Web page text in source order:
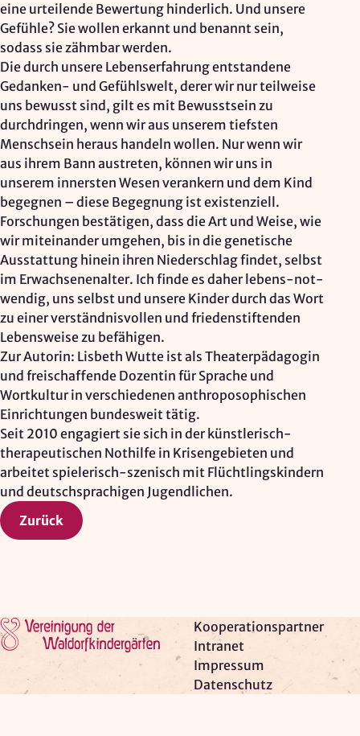
eine urteilende Bewertung hinderlich. Und unsere
Gefühle? Sie wollen erkannt und benannt sein,
sodass sie zähmbar werden.
Die durch unsere Lebenserfahrung entstandene
Gedanken- und Gefühlswelt, derer wir nur teilweise
uns bewusst sind, gilt es mit Bewusstsein zu
durchdringen, wenn wir aus unserem tiefsten
Menschsein heraus handeln wollen. Nur wenn wir
aus ihrem Bann austreten, können wir uns in
unserem innersten Wesen verankern und dem Kind
begegnen – diese Begegnung ist existenziell.
Forschungen bestätigen, dass die Art und Weise, wie
wir miteinander umgehen, bis in die genetische
Ausstattung hinein ihren Niederschlag findet, selbst
im Erwachsenenalter. Ich finde es daher lebens-not-
wendig, uns selbst und unsere Kinder durch das Wort
zu einer verständnisvollen und friedenstiftenden
Lebensweise zu befähigen.
Zur Autorin: Lisbeth Wutte ist als Theaterpädagogin
und freischaffende Dozentin für Sprache und
Wortkultur in verschiedenen anthroposophischen
Einrichtungen bundesweit tätig.
Seit 2010 engagiert sie sich in der künstlerisch-
therapeutischen Nothilfe in Krisengebieten und
arbeitet spielerisch-szenisch mit Flüchtlingskindern
und deutschsprachigen Jugendlichen.
Zurück
Zur Startseite
Kooperationspartner
Intranet
Impressum
Datenschutz